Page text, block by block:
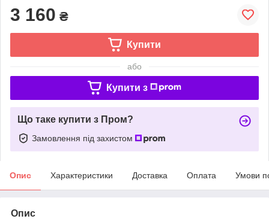
3 160 ₴
Купити
або
Купити з
Що таке купити з Пром?
Замовлення під захистом
Опис Характеристики Доставка Оплата Умови
Опис